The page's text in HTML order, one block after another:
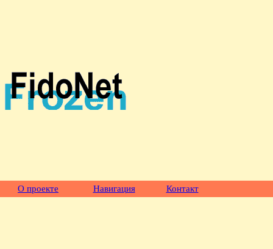
О проекте Навигация Контакт